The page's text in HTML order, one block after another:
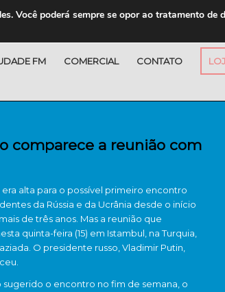
FM COMERCIAL CONTATO
comparece a reunião com
alta para o possível primeiro encontro
da Rússia e da Ucrânia desde o início
de três anos. Mas a reunião que
quinta-feira (15) em Istambul, na Turquia,
O presidente russo, Vladimir Putin,
sugerido o encontro no fim de semana, o
Você poderá sempre se opor ao tratamento